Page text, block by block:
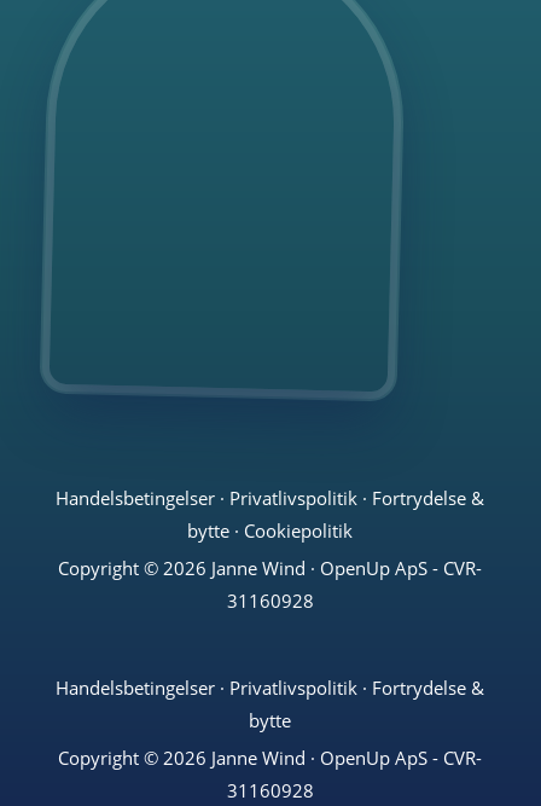
Handelsbetingelser · Privatlivspolitik · Fortrydelse &
bytte · Cookiepolitik
Copyright © 2026 Janne Wind · OpenUp ApS - CVR-
31160928
Handelsbetingelser · Privatlivspolitik · Fortrydelse &
bytte
Copyright © 2026 Janne Wind · OpenUp ApS - CVR-
31160928